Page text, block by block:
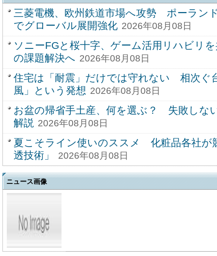
三菱電機、欧州鉄道市場へ攻勢 ポーラン
でグローバル展開強化 2026年08月08日
ソニーFGと桜十字、ゲーム活用リハビリ
の課題解決へ 2026年08月08日
住宅は「耐震」だけでは守れない 相次ぐ
風」という発想 2026年08月08日
お盆の帰省手土産、何を選ぶ？ 失敗しな
解説 2026年08月08日
夏こそライン使いのススメ 化粧品各社が
透技術」
2026年08月08日
ニュース画像